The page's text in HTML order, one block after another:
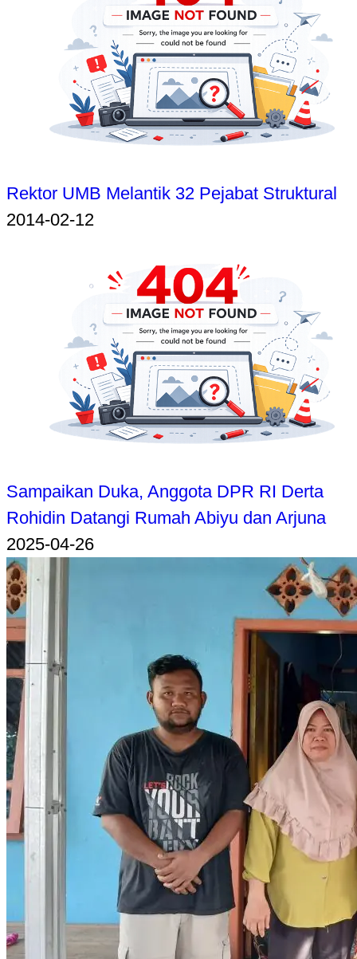
Rektor UMB Melantik 32 Pejabat Struktural
2014-02-12
Sampaikan Duka, Anggota DPR RI Derta
Rohidin Datangi Rumah Abiyu dan Arjuna
2025-04-26